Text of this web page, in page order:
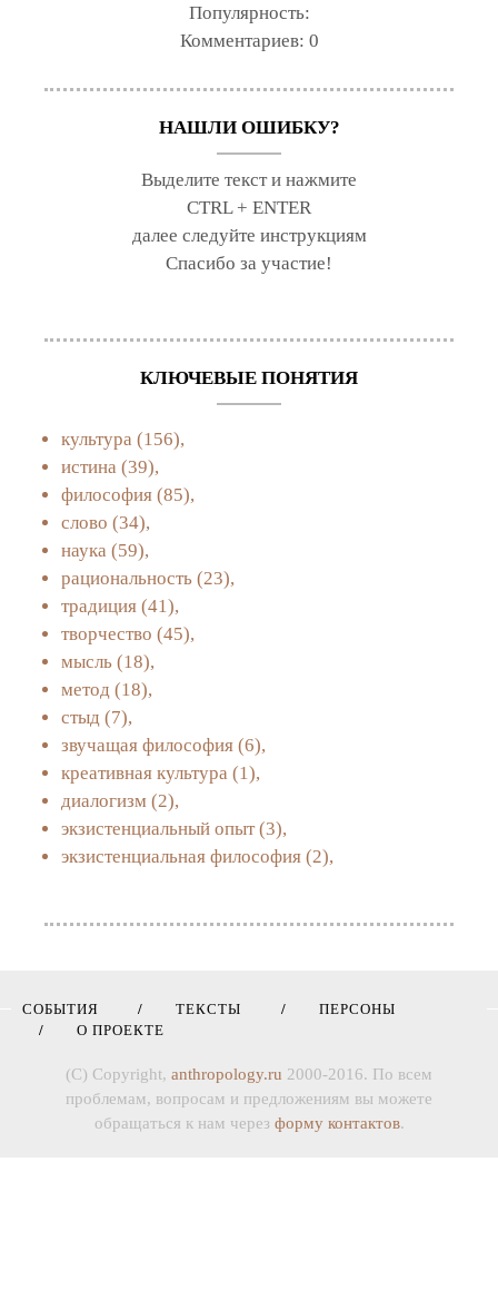
Популярность:
Комментариев: 0
НАШЛИ ОШИБКУ?
Выделите текст и нажмите
CTRL + ENTER
далее следуйте инструкциям
Спасибо за участие!
КЛЮЧЕВЫЕ ПОНЯТИЯ
культура (156),
истина (39),
философия (85),
слово (34),
наука (59),
рациональность (23),
традиция (41),
творчество (45),
мысль (18),
метод (18),
стыд (7),
звучащая философия (6),
креативная культура (1),
диалогизм (2),
экзистенциальный опыт (3),
экзистенциальная философия (2),
СОБЫТИЯ ТЕКСТЫ
ПЕРСОНЫ
О ПРОЕКТЕ
(C) Copyright, anthropology.ru 2000-2016. По всем
проблемам, вопросам и предложениям вы можете
обращаться к нам через форму контактов.